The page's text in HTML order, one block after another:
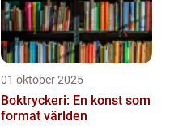
01 oktober 2025
Boktryckeri: En konst som
format världen